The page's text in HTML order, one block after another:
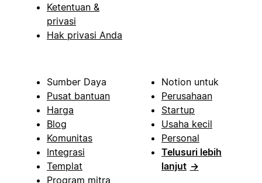
Ketentuan &
privasi
Hak privasi Anda
Sumber Daya
Pusat bantuan
Harga
Blog
Komunitas
Integrasi
Templat
Program mitra
Notion untuk
Perusahaan
Startup
Usaha kecil
Personal
Telusuri lebih
lanjut →